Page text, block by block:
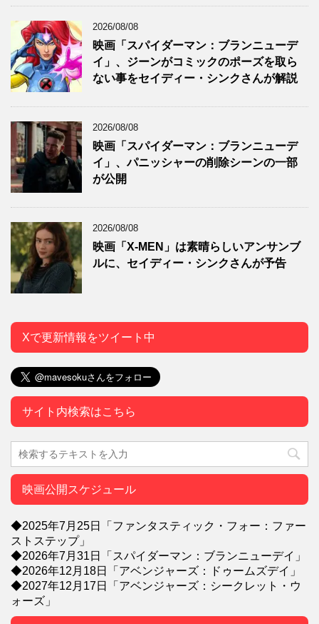
2026/08/08
映画「スパイダーマン：ブランニューデ
イ」、ジーンがコミックのポーズを取ら
ない事をセイディー・シンクさんが解説
2026/08/08
映画「スパイダーマン：ブランニューデ
イ」、パニッシャーの削除シーンの一部
が公開
2026/08/08
映画「X-MEN」は素晴らしいアンサンブ
ルに、セイディー・シンクさんが予告
Xで更新情報をツイート中
サイト内検索はこちら
映画公開スケジュール
◆2025年7月25日「ファンタスティック・フォー：ファー
ストステップ」
◆2026年7月31日「スパイダーマン：ブランニューデイ」
◆2026年12月18日「アベンジャーズ：ドゥームズデイ」
◆2027年12月17日「アベンジャーズ：シークレット・ウ
ォーズ」